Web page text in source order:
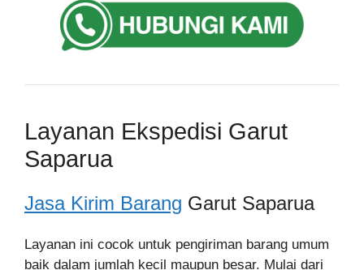
Layanan Ekspedisi Garut
Saparua
Jasa Kirim Barang Garut Saparua
Layanan ini cocok untuk pengiriman barang umum
baik dalam jumlah kecil maupun besar. Mulai dari